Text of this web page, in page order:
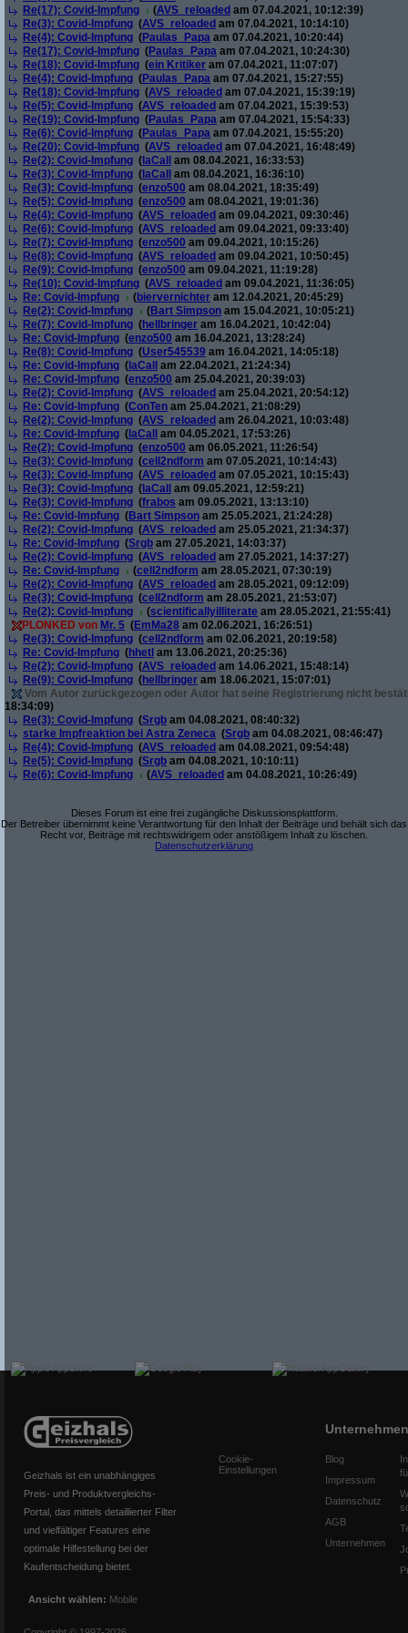
Re(17): Covid-Impfung
(AVS_reloaded am 07.04.2021, 10:12:39)
Re(3): Covid-Impfung (AVS_reloaded am 07.04.2021, 10:14:10)
Re(4): Covid-Impfung (Paulas_Papa am 07.04.2021, 10:20:44)
Re(17): Covid-Impfung (Paulas_Papa am 07.04.2021, 10:24:30)
Re(18): Covid-Impfung (ein Kritiker am 07.04.2021, 11:07:07)
Re(4): Covid-Impfung (Paulas_Papa am 07.04.2021, 15:27:55)
Re(18): Covid-Impfung (AVS_reloaded am 07.04.2021, 15:39:19)
Re(5): Covid-Impfung (AVS_reloaded am 07.04.2021, 15:39:53)
Re(19): Covid-Impfung (Paulas_Papa am 07.04.2021, 15:54:33)
Re(6): Covid-Impfung (Paulas_Papa am 07.04.2021, 15:55:20)
Re(20): Covid-Impfung (AVS_reloaded am 07.04.2021, 16:48:49)
Re(2): Covid-Impfung ( laCall
am 08.04.2021, 16:33:53)
Re(3): Covid-Impfung ( laCall
am 08.04.2021, 16:36:10)
Re(3): Covid-Impfung (enzo500 am 08.04.2021, 18:35:49)
Re(5): Covid-Impfung (enzo500 am 08.04.2021, 19:01:36)
Re(4): Covid-Impfung (AVS_reloaded am 09.04.2021, 09:30:46)
Re(6): Covid-Impfung (AVS_reloaded am 09.04.2021, 09:33:40)
Re(7): Covid-Impfung (enzo500 am 09.04.2021, 10:15:26)
Re(8): Covid-Impfung (AVS_reloaded am 09.04.2021, 10:50:45)
Re(9): Covid-Impfung (enzo500 am 09.04.2021, 11:19:28)
Re(10): Covid-Impfung (AVS_reloaded am 09.04.2021, 11:36:05)
Re: Covid-Impfung
(biervernichter am 12.04.2021, 20:45:29)
Re(2): Covid-Impfung
(Bart Simpson am 15.04.2021, 10:05:21)
Re(7): Covid-Impfung (hellbringer am 16.04.2021, 10:42:04)
Re: Covid-Impfung (enzo500 am 16.04.2021, 13:28:24)
Re(8): Covid-Impfung (User545539 am 16.04.2021, 14:05:18)
Re: Covid-Impfung ( laCall
am 22.04.2021, 21:24:34)
Re: Covid-Impfung (enzo500 am 25.04.2021, 20:39:03)
Re(2): Covid-Impfung (AVS_reloaded am 25.04.2021, 20:54:12)
Re: Covid-Impfung (ConTen am 25.04.2021, 21:08:29)
Re(2): Covid-Impfung (AVS_reloaded am 26.04.2021, 10:03:48)
Re: Covid-Impfung ( laCall
am 04.05.2021, 17:53:26)
Re(2): Covid-Impfung (enzo500 am 06.05.2021, 11:26:54)
Re(3): Covid-Impfung (cell2ndform am 07.05.2021, 10:14:43)
Re(3): Covid-Impfung (AVS_reloaded am 07.05.2021, 10:15:43)
Re(3): Covid-Impfung ( laCall
am 09.05.2021, 12:59:21)
Re(3): Covid-Impfung (frabos am 09.05.2021, 13:13:10)
Re: Covid-Impfung (Bart Simpson am 25.05.2021, 21:24:28)
Re(2): Covid-Impfung (AVS_reloaded am 25.05.2021, 21:34:37)
Re: Covid-Impfung (Srgb am 27.05.2021, 14:03:37)
Re(2): Covid-Impfung (AVS_reloaded am 27.05.2021, 14:37:27)
Re: Covid-Impfung
(cell2ndform am 28.05.2021, 07:30:19)
Re(2): Covid-Impfung (AVS_reloaded am 28.05.2021, 09:12:09)
Re(3): Covid-Impfung (cell2ndform am 28.05.2021, 21:53:07)
Re(2): Covid-Impfung
(scientificallyilliterate am 28.05.2021, 21:55:41)
PLONKED von Mr. 5 (EmMa28 am 02.06.2021, 16:26:51)
Re(3): Covid-Impfung (cell2ndform am 02.06.2021, 20:19:58)
Re: Covid-Impfung (hhetl am 13.06.2021, 20:25:36)
Re(2): Covid-Impfung (AVS_reloaded am 14.06.2021, 15:48:14)
Re(9): Covid-Impfung (hellbringer am 18.06.2021, 15:07:01)
Vom Autor zurückgezogen oder Autor hat seine Registrierung nicht
18:34:09)
Re(3): Covid-Impfung (Srgb am 04.08.2021, 08:40:32)
starke Impfreaktion bei Astra Zeneca (Srgb am 04.08.2021, 08:46:47)
Re(4): Covid-Impfung (AVS_reloaded am 04.08.2021, 09:54:48)
Re(5): Covid-Impfung (Srgb am 04.08.2021, 10:10:11)
Re(6): Covid-Impfung
(AVS_reloaded am 04.08.2021, 10:26:49)
Dieses Forum ist eine frei zugängliche Diskussionsplattform.
Der Betreiber übernimmt keine Verantwortung für den Inhalt der Beiträge und behält sich das
Recht vor, Beiträge mit rechtswidrigem oder anstößigem Inhalt zu löschen.
Datenschutzerklärung
Geizhals ist ein unabhängiges
Preis- und Produktvergleichs-
Portal, das mittels detaillierter Filter
und vielfältiger Features eine
optimale Hilfestellung bei der
Kaufentscheidung bietet.
Ansicht wählen: Mobile
Cookie-
Einstellungen
Unternehmen
Blog
Impressum
Datenschutz
AGB
Unternehmen